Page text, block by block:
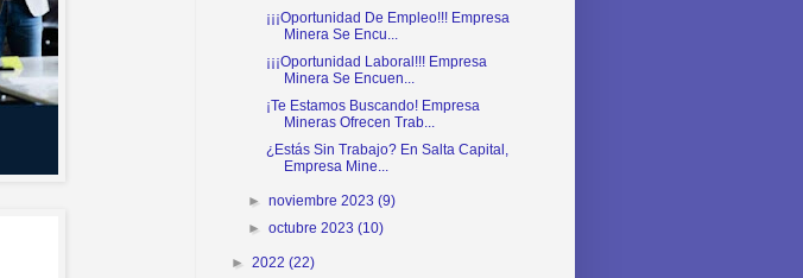
¡¡¡Oportunidad De Empleo!!! Empresa
Minera Se Encu...
¡¡¡Oportunidad Laboral!!! Empresa
Minera Se Encuen...
¡Te Estamos Buscando! Empresa
Mineras Ofrecen Trab...
¿Estás Sin Trabajo? En Salta Capital,
Empresa Mine...
►noviembre 2023(9)
►octubre 2023(10)
► 2022 (22)